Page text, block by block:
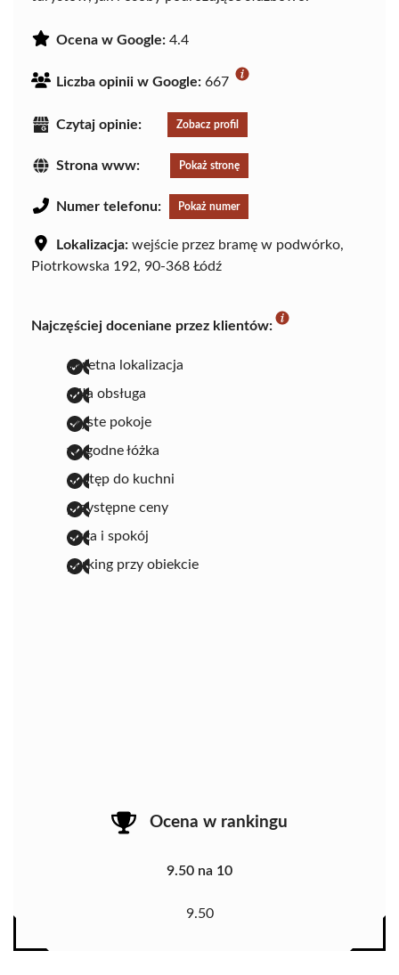
Ocena w Google: 4.4
Liczba opinii w Google: 667
Czytaj opinie: Zobacz profil
Strona www: Pokaż stronę
Numer telefonu: Pokaż numer
Lokalizacja: wejście przez bramę w podwórko,
Piotrkowska 192, 90-368 Łódź
Najczęściej doceniane przez klientów:
świetna lokalizacja
miła obsługa
czyste pokoje
wygodne łóżka
dostęp do kuchni
przystępne ceny
cisza i spokój
parking przy obiekcie
Ocena w rankingu
9.50 na 10
9.50